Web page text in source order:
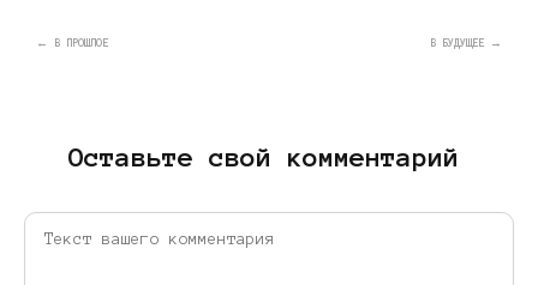
← В ПРОШЛОЕ В БУДУЩЕЕ →
Оставьте свой комментарий